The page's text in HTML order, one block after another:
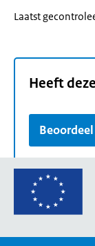
Laatst
Heeft